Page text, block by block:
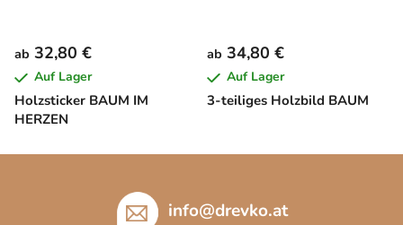
Holzsticker BAUM IM
HERZEN
ab 32,80 €
Auf Lager
3-teiliges Holzbild BAUM
ab 34,80 €
Auf Lager
info@drevko.at